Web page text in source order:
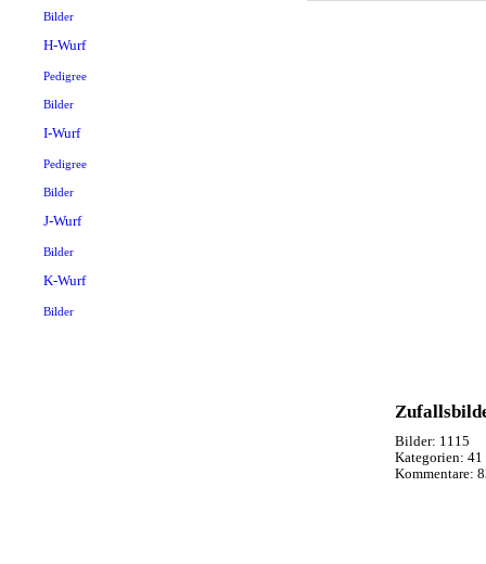
Bilder
H-Wurf
Pedigree
Bilder
I-Wurf
Pedigree
Bilder
J-Wurf
Bilder
K-Wurf
Bilder
Bilder: 1115
Kategorien: 41
Kommentare: